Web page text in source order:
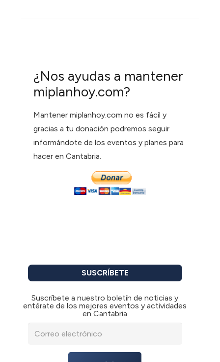
¿Nos ayudas a mantener
miplanhoy.com?
Mantener miplanhoy.com no es fácil y
gracias a tu donación podremos seguir
informándote de los eventos y planes para
hacer en Cantabria.
SUSCRÍBETE
Suscríbete a nuestro boletín de noticias y
entérate de los mejores eventos y actividades
en Cantabria